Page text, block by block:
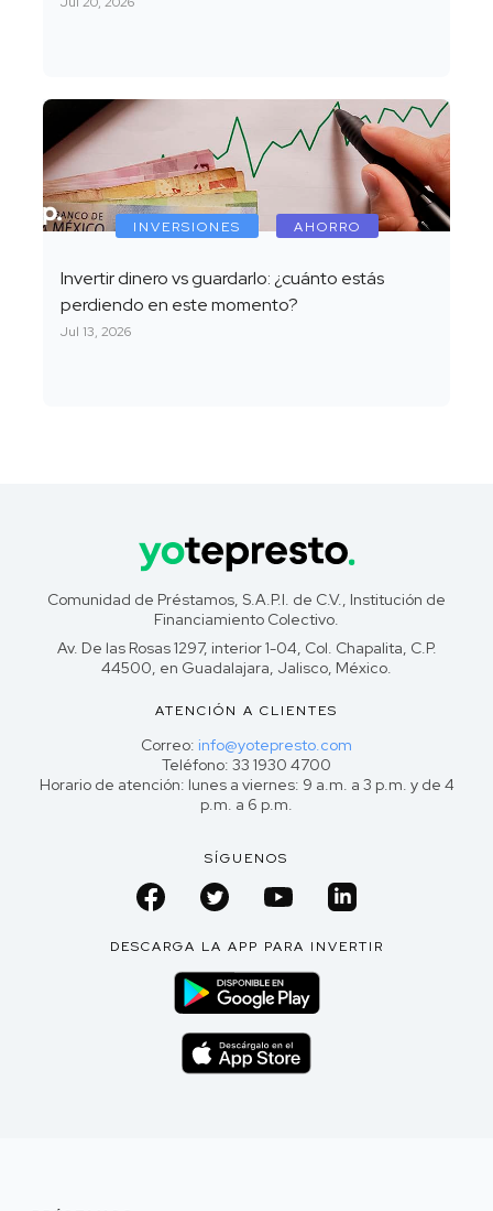
INVERSIONES AHORRO
Invertir dinero vs guardarlo: ¿cuánto estás
perdiendo en este momento?
Jul 13, 2026
Comunidad de Préstamos, S.A.P.I. de C.V., Institución de
Financiamiento Colectivo.
Av. De las Rosas 1297, interior 1-04, Col. Chapalita, C.P.
44500, en Guadalajara, Jalisco, México.
ATENCIÓN A CLIENTES
Correo: info@yotepresto.com
Teléfono: 33 1930 4700
Horario de atención: lunes a viernes: 9 a.m. a 3 p.m. y de 4
p.m. a 6 p.m.
SÍGUENOS
DESCARGA LA APP PARA INVERTIR